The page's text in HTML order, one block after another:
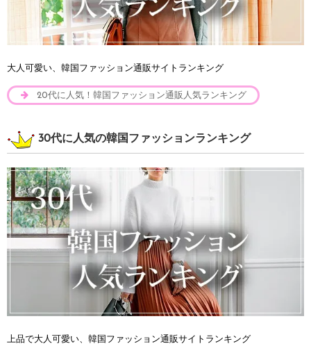
大人可愛い、韓国ファッション通販サイトランキング
20代に人気！韓国ファッション通販人気ランキング
30代に人気の韓国ファッションランキング
上品で大人可愛い、韓国ファッション通販サイトランキング